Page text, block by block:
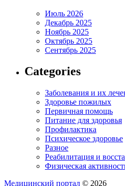
Июль 2026
Декабрь 2025
Ноябрь 2025
Октябрь 2025
Сентябрь 2025
Categories
Заболевания и их
Здоровье пожилых
Первичная помощь
Питание для здоровья
Профилактика
Психическое здоровье
Разное
Реабилитация и
Физическая
Медицинский портал © 2026